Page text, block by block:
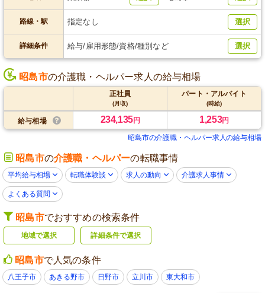
路線・駅 指定なし 選択
詳細条件 給与/雇用形態/資格/種別など 選択
昭島市の介護職・ヘルパー求人の給与相場
正社員
(月収)
パート・アルバイト
(時給)
給与相場 234,135円 1,253円
昭島市の介護職・ヘルパー求人の給与相場
昭島市の介護職・ヘルパーの転職事情
平均給与相場 転職体験談 求人の動向 介護求人事情
よくある質問
昭島市でおすすめの検索条件
地域で選択 詳細条件で選択
昭島市で人気の条件
八王子市 あきる野市 日野市 立川市 東大和市